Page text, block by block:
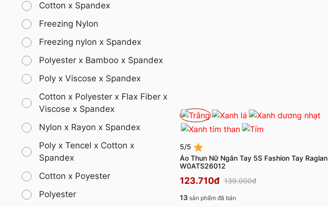
Cotton x Spandex
Freezing Nylon
Freezing nylon x Spandex
Polyester x Bamboo x Spandex
Poly x Viscose x Spandex
Cotton x Polyester x Flax Fiber x
Viscose x Spandex
Nylon x Rayon x Spandex
Poly x Tencel x Cotton x
Spandex
Cotton x Poyester
Polyester
5/5
Áo Thun Nữ Ngắn Tay 5S Fashion Tay Raglan
W0ATS26012
123.710đ 139.000đ
13 sản phẩm đã bán